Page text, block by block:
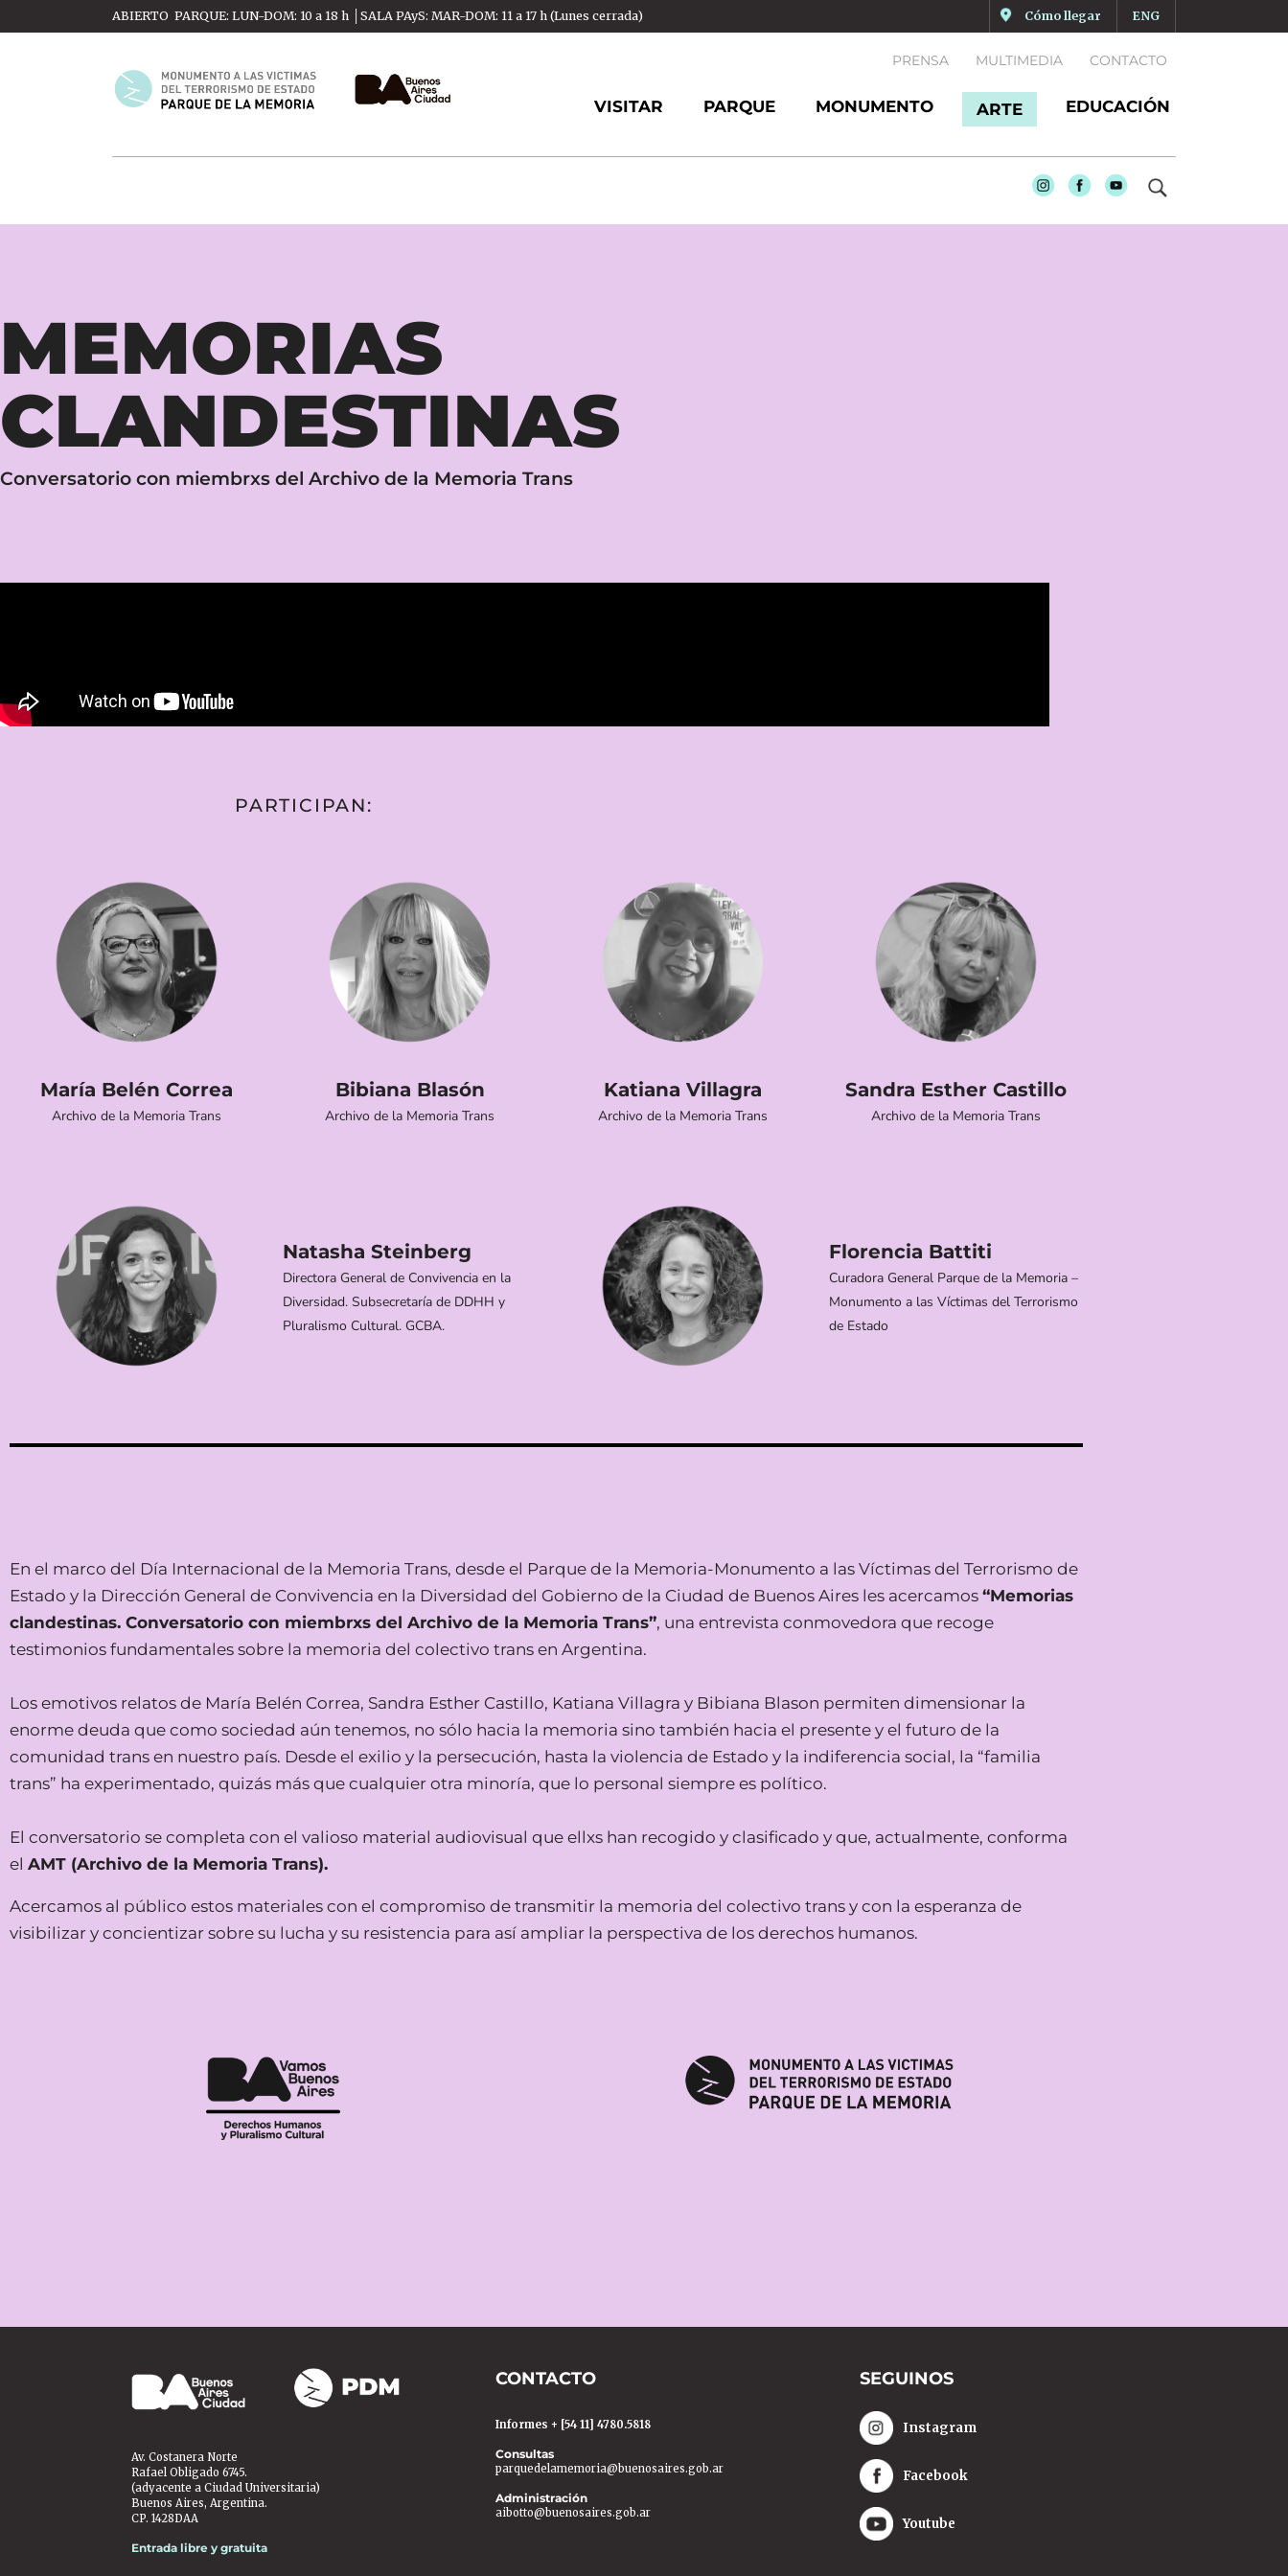
Cómo llegar ENG
ABIERTO PARQUE: LUN-DOM: 10 a 18 h │SALA PAyS: MAR-DOM: 11 a 17 h (Lunes cerrada)
PRENSA MULTIMEDIA CONTACTO
VISITAR PARQUE MONUMENTO ARTE EDUCACIÓN
InstagramFacebookYoutube
MEMORIAS
CLANDESTINAS
Conversatorio con miembrxs del Archivo de la Memoria Trans
PARTICIPAN:
María Belén Correa
Archivo de la Memoria Trans
Bibiana Blasón
Archivo de la Memoria Trans
Katiana Villagra
Archivo de la Memoria Trans
Sandra Esther Castillo
Archivo de la Memoria Trans
Natasha Steinberg
Directora General de Convivencia en la
Diversidad. Subsecretaría de DDHH y
Pluralismo Cultural. GCBA.
Florencia Battiti
Curadora General Parque de la Memoria –
Monumento a las Víctimas del Terrorismo
de Estado
En el marco del Día Internacional de la Memoria Trans, desde el Parque de la Memoria-Monumento a las Víctimas del Terrorismo de
Estado y la Dirección General de Convivencia en la Diversidad del Gobierno de la Ciudad de Buenos Aires les acercamos “Memorias
clandestinas. Conversatorio con miembrxs del Archivo de la Memoria Trans”, una entrevista conmovedora que recoge
testimonios fundamentales sobre la memoria del colectivo trans en Argentina.
Los emotivos relatos de María Belén Correa, Sandra Esther Castillo, Katiana Villagra y Bibiana Blason permiten dimensionar la
enorme deuda que como sociedad aún tenemos, no sólo hacia la memoria sino también hacia el presente y el futuro de la
comunidad trans en nuestro país. Desde el exilio y la persecución, hasta la violencia de Estado y la indiferencia social, la “familia
trans” ha experimentado, quizás más que cualquier otra minoría, que lo personal siempre es político.
El conversatorio se completa con el valioso material audiovisual que ellxs han recogido y clasificado y que, actualmente, conforma
el AMT (Archivo de la Memoria Trans).
Acercamos al público estos materiales con el compromiso de transmitir la memoria del colectivo trans y con la esperanza de
visibilizar y concientizar sobre su lucha y su resistencia para así ampliar la perspectiva de los derechos humanos.
Av. Costanera Norte
Rafael Obligado 6745.
(adyacente a Ciudad Universitaria)
Buenos Aires, Argentina.
CP. 1428DAA
Entrada libre y gratuita
CONTACTO
Informes + [54 11] 4780.5818
Consultas
parquedelamemoria@buenosaires.gob.ar
Administración
aibotto@buenosaires.gob.ar
SEGUINOS
Instagram
Facebook
Youtube